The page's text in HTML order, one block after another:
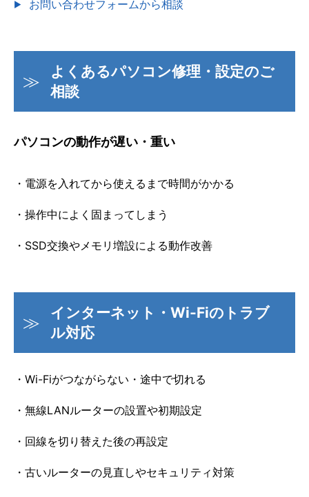
お問い合わせフォームから相談
よくあるパソコン修理・設定のご
相談
パソコンの動作が遅い・重い
・電源を入れてから使えるまで時間がかかる
・操作中によく固まってしまう
・SSD交換やメモリ増設による動作改善
インターネット・Wi-Fiのトラブ
ル対応
・Wi-Fiがつながらない・途中で切れる
・無線LANルーターの設置や初期設定
・回線を切り替えた後の再設定
・古いルーターの見直しやセキュリティ対策